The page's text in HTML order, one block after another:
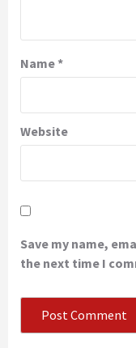
Name*
Website
Save my name,
the next time I